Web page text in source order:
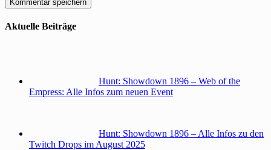
Aktuelle Beiträge
Hunt: Showdown 1896 – Web of the
Empress: Alle Infos zum neuen Event
Hunt: Showdown 1896 – Alle Infos zu den
Twitch Drops im August 2025